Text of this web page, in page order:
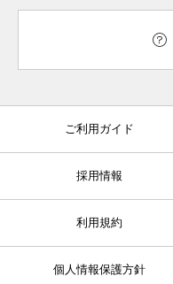
ご利用ガイド
採用情報
利用規約
個人情報保護方針